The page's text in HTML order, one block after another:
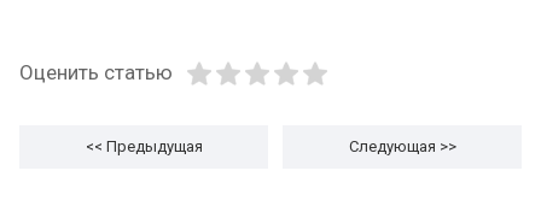
Оценить статью
<< Предыдущая Следующая >>